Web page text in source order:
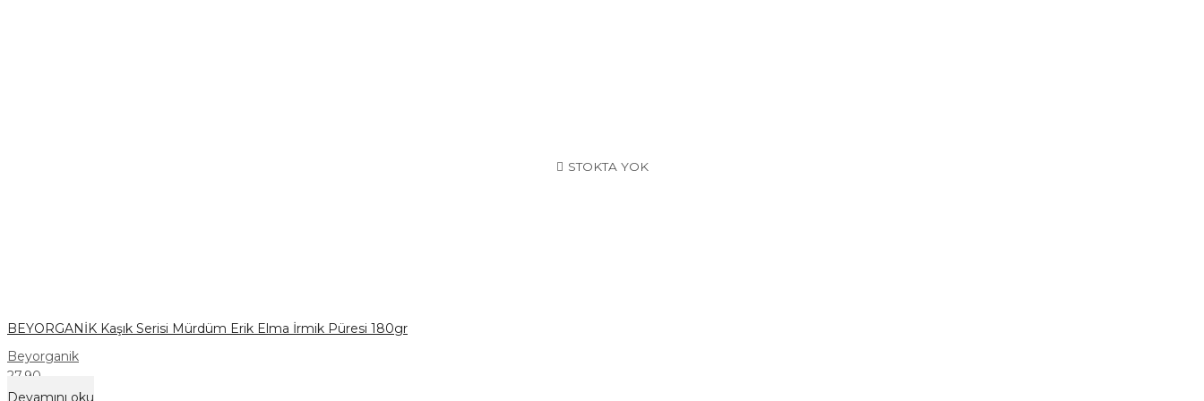
STOKTA YOK
BEYORGANİK Kaşık Serisi Mürdüm Erik Elma İrmik Püresi 180gr
Beyorganik
27,90
Devamını oku